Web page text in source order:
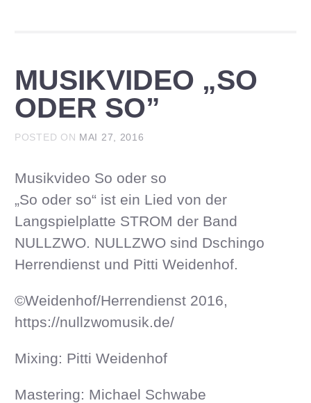
MUSIKVIDEO „SO
ODER SO”
POSTED ON MAI 27, 2016
Musikvideo So oder so
„So oder so“ ist ein Lied von der
Langspielplatte STROM der Band
NULLZWO. NULLZWO sind Dschingo
Herrendienst und Pitti Weidenhof.
©Weidenhof/Herrendienst 2016,
https://nullzwomusik.de/
Mixing: Pitti Weidenhof
Mastering: Michael Schwabe